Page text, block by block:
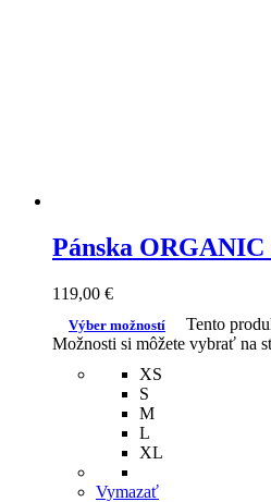
Pánska
119,00 €
Výber možností
Tento
Možnosti si môžete vybrať na
XS
S
M
L
XL
Vymazať